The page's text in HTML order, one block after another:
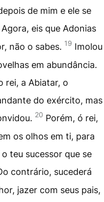
de mim e ele se
Agora, eis que Adonias
não o sabes. 19 Imolou
em abundância.
rei, a Abiatar, o
do exército, mas
20 Porém, ó rei,
os olhos em ti, para
teu sucessor que se
contrário, sucederá
jazer com seus pais,